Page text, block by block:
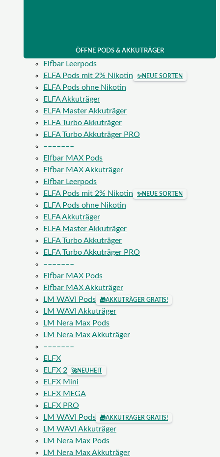
ÖFFNE PODS & AKKUTRÄGER
Elfbar Leerpods
ELFA Pods mit 2% Nikotin
✨NEUE SORTEN
ELFA Pods ohne Nikotin
ELFA Akkuträger
ELFA Master Akkuträger
ELFA Turbo Akkuträger
ELFA Turbo Akkuträger PRO
–––––––
Elfbar MAX Pods
Elfbar MAX Akkuträger
Elfbar Leerpods
ELFA Pods mit 2% Nikotin
✨NEUE SORTEN
ELFA Pods ohne Nikotin
ELFA Akkuträger
ELFA Master Akkuträger
ELFA Turbo Akkuträger
ELFA Turbo Akkuträger PRO
–––––––
Elfbar MAX Pods
Elfbar MAX Akkuträger
LM WAVI Pods
🎁AKKUTRÄGER GRATIS!
LM WAVI Akkuträger
LM Nera Max Pods
LM Nera Max Akkuträger
–––––––
ELFX
ELFX 2
🚀NEUHEIT
ELFX Mini
ELFX MEGA
ELFX PRO
LM WAVI Pods
🎁AKKUTRÄGER GRATIS!
LM WAVI Akkuträger
LM Nera Max Pods
LM Nera Max Akkuträger